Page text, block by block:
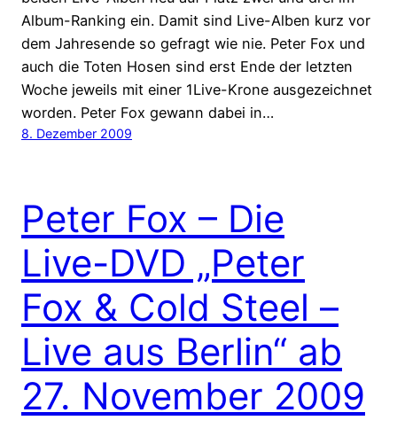
Album-Ranking ein. Damit sind Live-Alben kurz vor
dem Jahresende so gefragt wie nie. Peter Fox und
auch die Toten Hosen sind erst Ende der letzten
Woche jeweils mit einer 1Live-Krone ausgezeichnet
worden. Peter Fox gewann dabei in…
8. Dezember 2009
Peter Fox – Die
Live-DVD „Peter
Fox & Cold Steel –
Live aus Berlin“ ab
27. November 2009